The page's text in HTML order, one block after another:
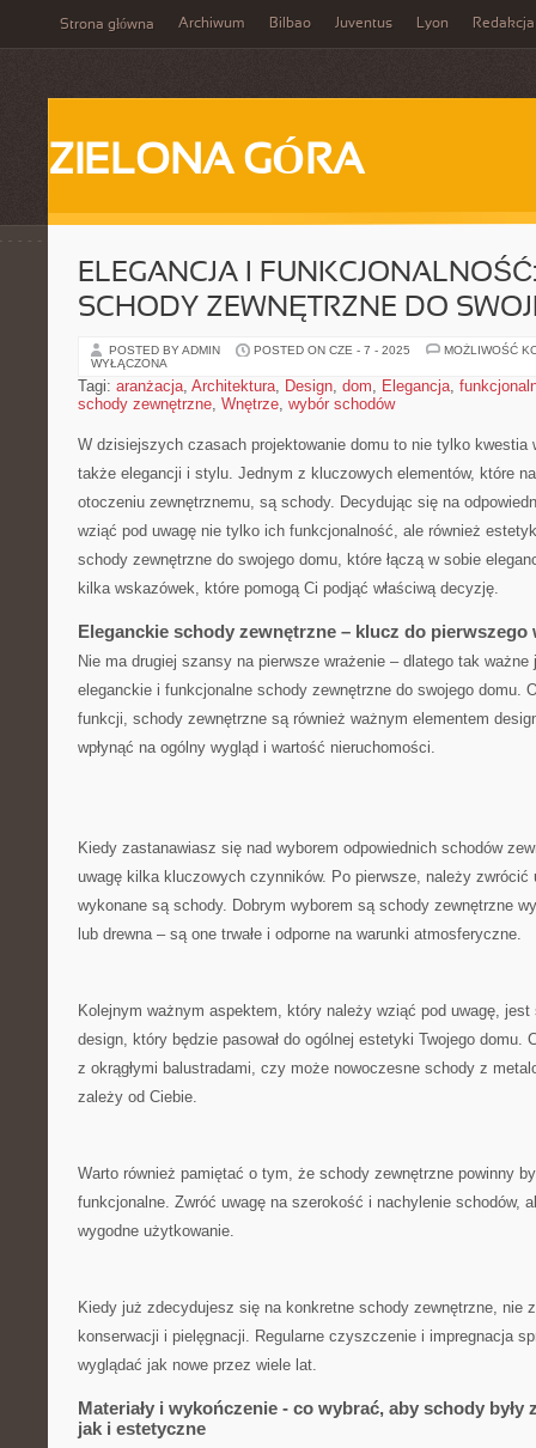
Strona główna Archiwum Bilbao Juventus Lyon Redakcja
ZIELONA GÓRA
ELEGANCJA I
SCHODY ZEWNĘTRZNE DO
POSTED BY ADMIN POSTED ON CZE - 7 - 2025
MOŻLIWOŚĆ
WYŁĄCZONA
Tagi: aranżacja, Architektura, Design, dom, Elegancja,
schody zewnętrzne, Wnętrze, wybór schodów
W dzisiejszych czasach⁤ projektowanie domu to nie tylko​ kwestia
także elegancji ‍i stylu. Jednym‌ z kluczowych elementów, które⁤
otoczeniu ⁢zewnętrznemu, są schody. Decydując się na
wziąć pod uwagę nie tylko ich funkcjonalność, ⁣ale ⁢również
‍schody ​zewnętrzne do swojego domu, które łączą w sobie
kilka ⁤wskazówek, które pomogą Ci podjąć właściwą decyzję.
Eleganckie schody zewnętrzne – ‍klucz do pierwszego
Nie ma drugiej szansy na ⁣pierwsze wrażenie​ – dlatego‌ tak
eleganckie i funkcjonalne schody zewnętrzne do swojego domu.
funkcji, schody zewnętrzne są⁤ również‌ ważnym ⁤elementem
wpłynąć na ​ogólny wygląd i wartość ⁣nieruchomości.
Kiedy zastanawiasz się nad wyborem odpowiednich schodów
uwagę kilka ‍kluczowych czynników. Po pierwsze, należy​ zwrócić
wykonane są schody.⁣ Dobrym wyborem są schody ⁢zewnętrzne
lub drewna – są one trwałe ‍i ​odporne na warunki atmosferyczne.
Kolejnym ważnym aspektem, ​który należy wziąć pod uwagę,
design, który będzie‌ pasował do ogólnej estetyki Twojego
z okrągłymi balustradami,⁢ czy może ‌nowoczesne schody‍ z
zależy od Ciebie.
Warto również ⁣pamiętać o tym, ⁢że ⁣schody zewnętrzne powinny
funkcjonalne. Zwróć ⁤uwagę na szerokość i nachylenie schodów,
wygodne użytkowanie.
Kiedy już zdecydujesz się na konkretne schody zewnętrzne,⁤ nie
konserwacji i pielęgnacji. Regularne ⁣czyszczenie i impregnacja
wyglądać jak nowe ⁤przez wiele lat.
Materiały i wykończenie ⁢- ‌co ⁣wybrać, aby schody
jak i⁢ estetyczne